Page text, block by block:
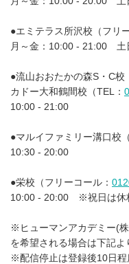
●エミテラス所沢校（フリ
月～金：10:00 - 21:00 土
●流山おおたかの森S・C校
カドー大和鶴間校（TEL：
10:00 - 21:00
●マルイファミリー溝口校
10:30 - 20:00
●栄校（フリーコール：
10:00 - 20:00 ※祝日は休
※ヒューマンアカデミー(
を希望される場合は下記よ
※配信停止は登録後10日程